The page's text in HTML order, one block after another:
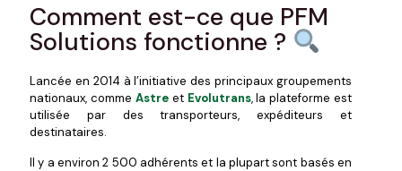
Comment est-ce que PFM
Solutions fonctionne ?
Lancée en 2014 à l’initiative des principaux groupements
nationaux, comme Astreet Evolutrans, la plateforme est
utilisée par des transporteurs, expéditeurs et
destinataires.
Il y a environ 2 500 adhérents et la plupart sont basés en